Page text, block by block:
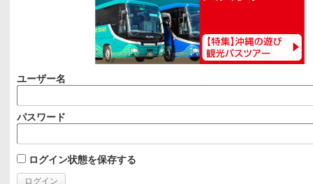
ユーザー名
パスワード
ログイン状態を保存する